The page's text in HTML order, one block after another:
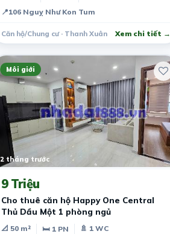
📍106 Nguỵ Như Kon Tum
Căn hộ/Chung cư · Thanh Xuân Xem chi tiết →
Môi giới
2 tháng trước
9 Triệu
Cho thuê căn hộ Happy One Central
Thủ Dầu Một 1 phòng ngủ
📐 50 m² 🛏 1 PN
🚿 1 WC